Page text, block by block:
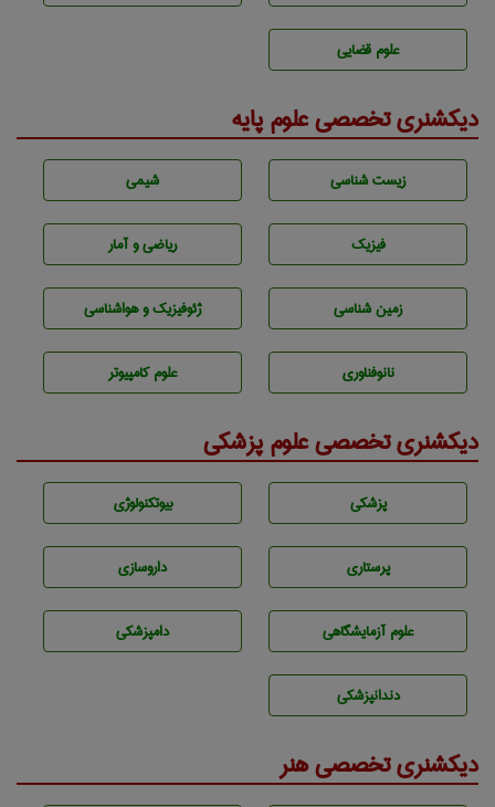
علوم قضایی
دیکشنری تخصصی علوم پایه
زيست شناسی شيمی
فیزیک ریاضی و آمار
زمين شناسی ژئوفيزيك و هواشناسی
نانوفناوری علوم کامپیوتر
دیکشنری تخصصی علوم پزشکی
پزشكی بيوتكنولوژی
پرستاری داروسازی
علوم آزمايشگاهی دامپزشكی
دندانپزشكی
دیکشنری تخصصی هنر